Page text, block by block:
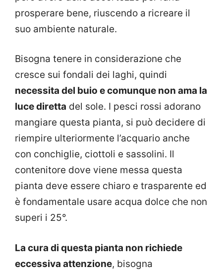
prosperare bene, riuscendo a ricreare il
suo ambiente naturale.
Bisogna tenere in considerazione che
cresce sui fondali dei laghi, quindi
necessita del buio e comunque non ama la
luce diretta del sole. I pesci rossi adorano
mangiare questa pianta, si può decidere di
riempire ulteriormente l’acquario anche
con conchiglie, ciottoli e sassolini. Il
contenitore dove viene messa questa
pianta deve essere chiaro e trasparente ed
è fondamentale usare acqua dolce che non
superi i 25°.
La cura di questa pianta non richiede
eccessiva attenzione, bisogna